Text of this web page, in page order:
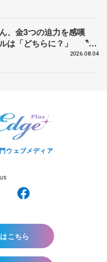
、金3つの迫力を感嘆
は「どちらに？」 〝リ
ンピック3連覇の野村忠
2026.08.04
ウェブメディア
こちら